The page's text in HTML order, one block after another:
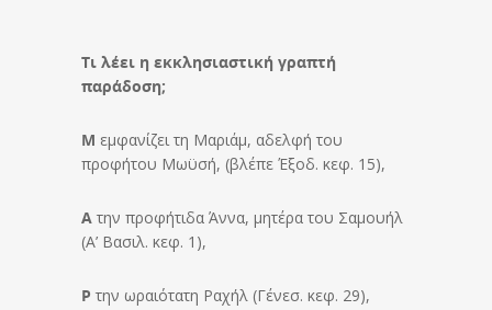
Τι λέει η εκκλησιαστική γραπτή
παράδοση;
Μ εμφανίζει τη Μαριάμ, αδελφή του
προφήτου Μωϋσή, (βλέπε Έξοδ. κεφ. 15),
Α την προφήτιδα Άννα, μητέρα του Σαμουήλ
(Α’ Βασιλ. κεφ. 1),
Ρ την ωραιότατη Ραχήλ (Γένεσ. κεφ. 29),